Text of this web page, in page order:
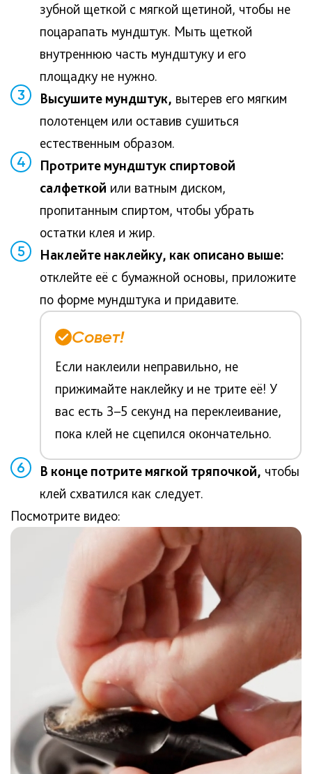
зубной щеткой с мягкой щетиной, чтобы не
поцарапать мундштук. Мыть щеткой
внутреннюю часть мундштуку и его
площадку не нужно.
3
Высушите мундштук, вытерев его мягким
полотенцем или оставив сушиться
естественным образом.
4
Протрите мундштук спиртовой
салфеткой или ватным диском,
пропитанным спиртом, чтобы убрать
остатки клея и жир.
5
Наклейте наклейку, как описано выше:
отклейте её с бумажной основы, приложите
по форме мундштука и придавите.
Совет!
Если наклеили неправильно, не
прижимайте наклейку и не трите её! У
вас есть 3–5 секунд на переклеивание,
пока клей не сцепился окончательно.
6 В конце потрите мягкой тряпочкой, чтобы
клей схватился как следует.
Посмотрите видео: